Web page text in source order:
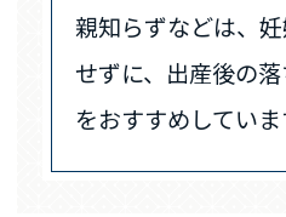
親知らずなどは、
せずに、出産後の
をおすすめしていま